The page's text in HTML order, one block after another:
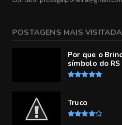
POSTAGENS MAIS
Por que o
símbolo do RS
Truco